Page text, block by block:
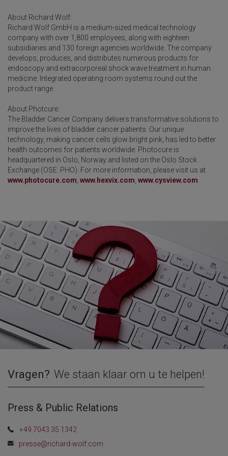
About Richard Wolf:
Richard Wolf GmbH is a medium-sized medical technology
company with over 1,800 employees, along with eighteen
subsidiaries and 130 foreign agencies worldwide. The company
develops, produces, and distributes numerous products for
endoscopy and extracorporeal shock wave treatment in human
medicine. Integrated operating room systems round out the
product range.
About Photcure:
The Bladder Cancer Company delivers transformative solutions to
improve the lives of bladder cancer patients. Our unique
technology, making cancer cells glow bright pink, has led to better
health outcomes for patients worldwide. Photocure is
headquartered in Oslo, Norway and listed on the Oslo Stock
Exchange (OSE: PHO). For more information, please visit us at
www.photocure.com www.hexvix.com www.cysview.com
Vragen? We staan klaar om u te helpen!
Press & Public Relations
+49 7043 35 1342
presse@richard-wolf.com